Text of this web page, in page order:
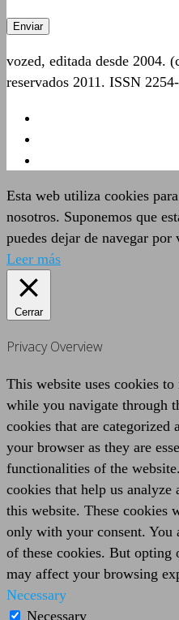
vozed, editada desde 2004.
reservados 2011. ISSN
Esta web utiliza cookies
nosotros. Suponemos que
puedes dejar de navegar por
Leer más
Cerrar
Privacy Overview
This website uses cookies
while you navigate through
cookies that are categorized
your browser as they are
functionalities of the
cookies that help us analyze
this website. These cookies
only with your consent. You
of these cookies. But opting
may affect your browsing
Necessary
Necessary